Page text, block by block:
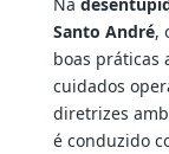
Na
Santo André,
boas práticas
cuidados
diretrizes
é conduzido